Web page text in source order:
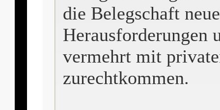
die Belegschaft
Herausforderungen
vermehrt mit
zurechtkommen.